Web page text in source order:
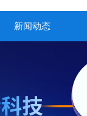
新闻动态